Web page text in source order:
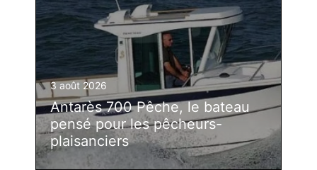
3 août 2026
Antarès 700 Pêche, le bateau
pensé pour les pêcheurs-
plaisanciers